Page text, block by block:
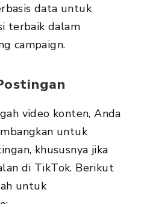
data untuk
terbaik dalam
campaign.
video konten, Anda
untuk
khususnya jika
di TikTok. Berikut
untuk